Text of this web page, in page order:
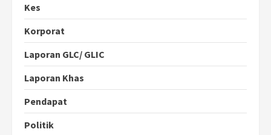
Kes
Korporat
Laporan GLC/ GLIC
Laporan Khas
Pendapat
Politik